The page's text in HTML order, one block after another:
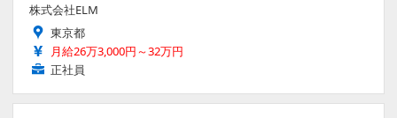
株式会社ELM
東京都
月給26万3,000円～32万円
正社員